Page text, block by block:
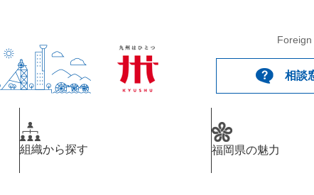
相談
組織から探す 福岡県の魅力